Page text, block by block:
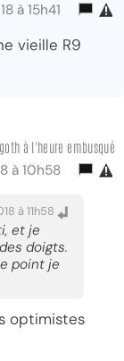
à 15h41
vieille R9
à l'heure embusqué
à 10h58
à 11h58
et je
doigts.
point je
optimistes